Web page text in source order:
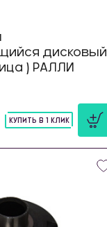
дисковый
) РАЛЛИ
КУПИТЬ В 1 КЛИК